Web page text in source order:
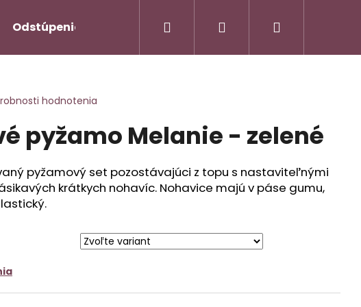
Odstúpenie od zmluvy/Vrátenie tovaru Napíšte nám
Hľadať Prihlásenie
hodnotenia
pyžamo Melanie - zelené
pyžamový set pozostávajúci z topu s nastaviteľnými
krátkych nohavíc. Nohavice majú v páse gumu,
Nasledujúce